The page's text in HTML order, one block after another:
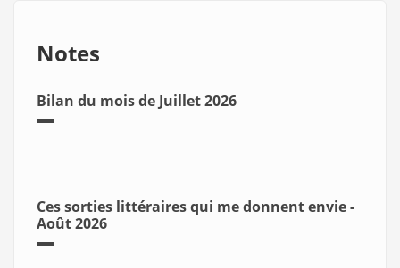
Notes
Bilan du mois de Juillet 2026
Ces sorties littéraires qui me donnent envie -
Août 2026